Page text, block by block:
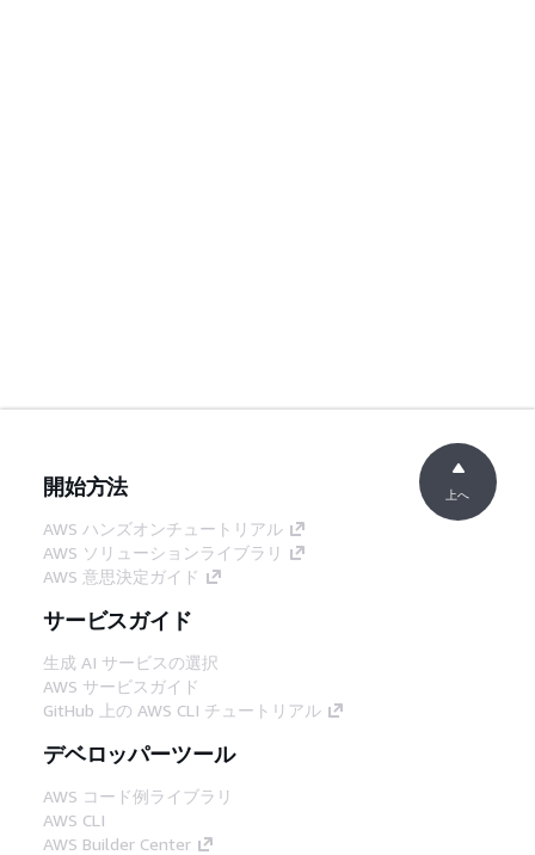
開始方法
AWS ハンズオンチュートリアル
AWS ソリューションライブラリ
AWS 意思決定ガイド
サービスガイド
生成 AI サービスの選択
AWS サービスガイド
GitHub 上の AWS CLI チュートリアル
デベロッパーツール
AWS コード例ライブラリ
AWS CLI
AWS Builder Center
上へ